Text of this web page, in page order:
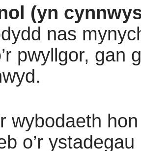
(yn
nas
pwyllgor, gan
wybodaeth
o’r